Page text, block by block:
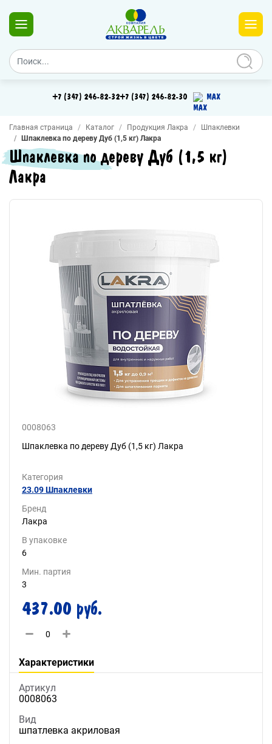
+7 (347) 246-82-32+7 (347) 246-82-30 MAX
Главная страница Каталог Продукция Лакра
Шпаклевки
Шпаклевка по дереву Дуб (1,5 кг) Лакра
Шпаклевка по дереву Дуб (1,5 кг)
Лакра
0008063
Шпаклевка по дереву Дуб (1,5 кг) Лакра
Категория
23.09 Шпаклевки
Бренд
Лакра
В упаковке
6
Мин. партия
3
437.00 руб.
Характеристики
Артикул
0008063
Вид
шпатлевка акриловая